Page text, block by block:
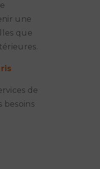
une
que
de
besoins